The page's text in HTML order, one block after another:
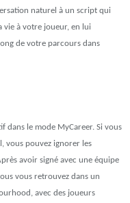
naturel à un script qui
vie à votre joueur, en lui
de votre parcours dans
dans le mode MyCareer. Si vous
vous pouvez ignorer les
avoir signé avec une équipe
vous retrouvez dans un
avec des joueurs